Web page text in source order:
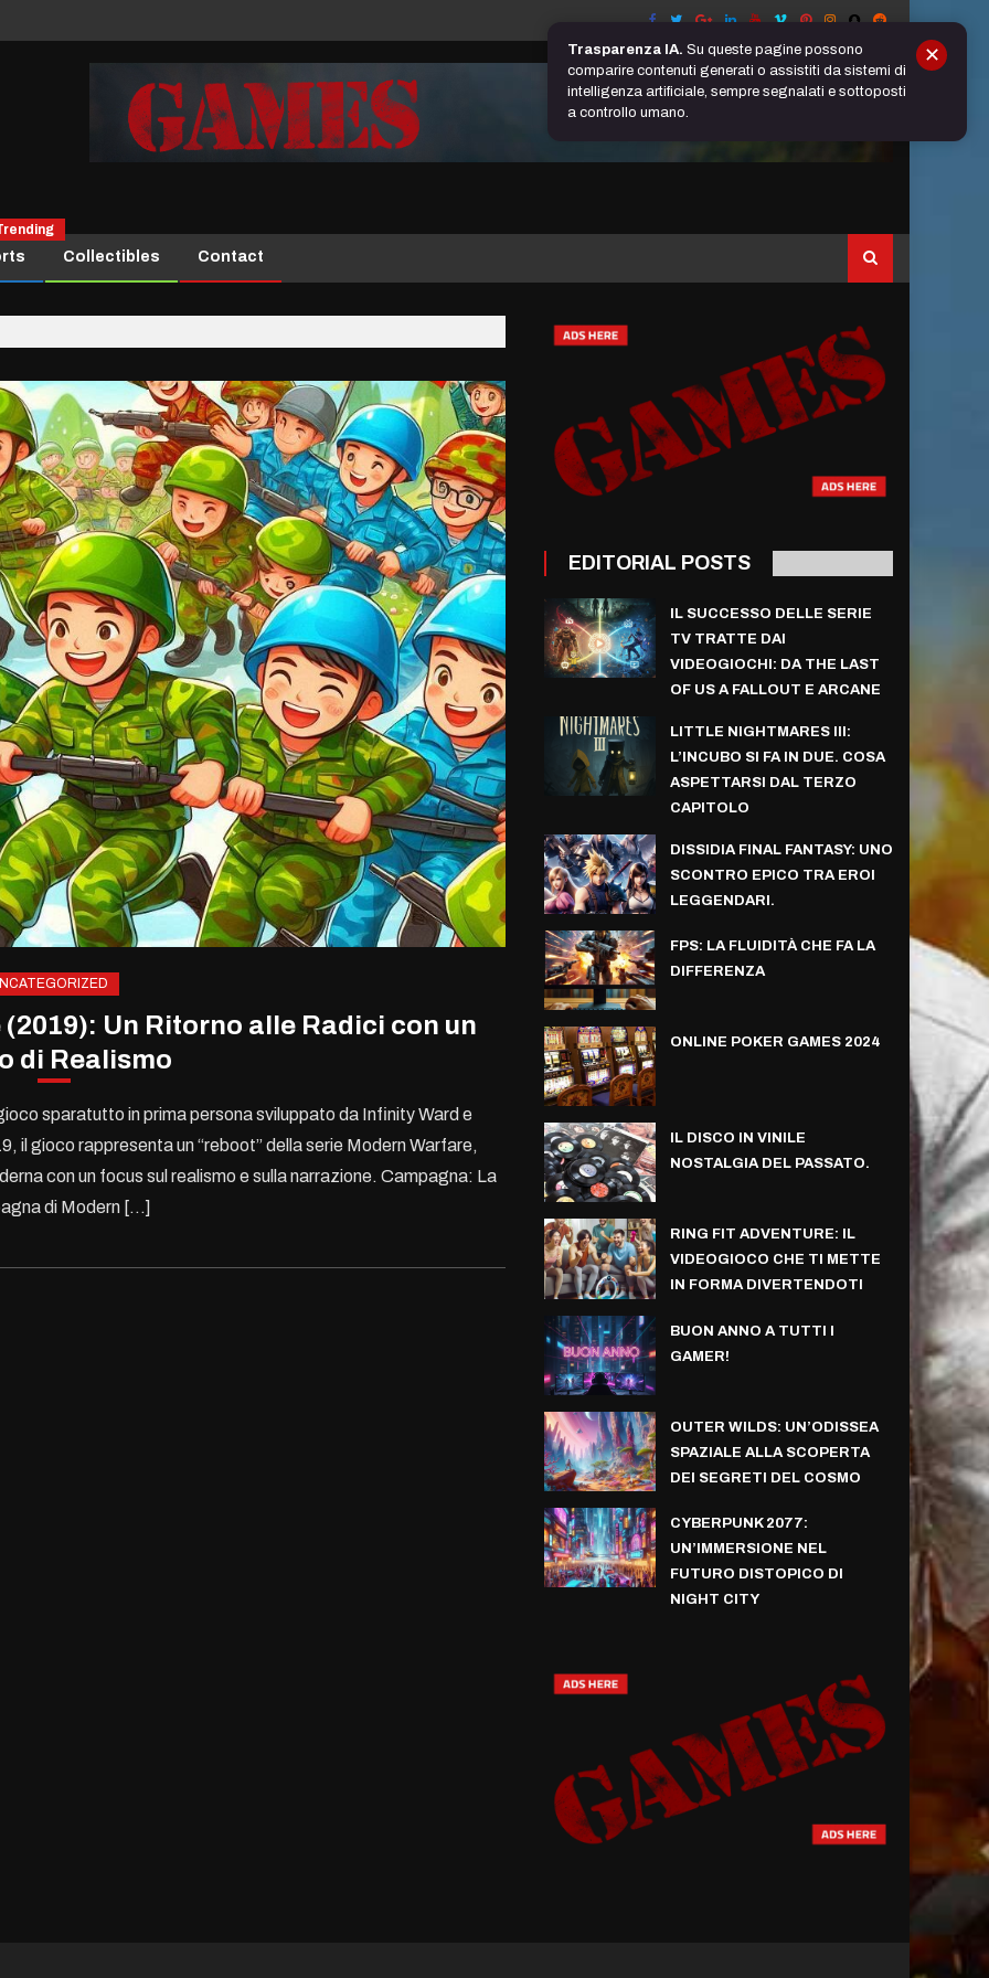
Collectibles Contact
Un Ritorno alle Radici con un
di Realismo
sparatutto in prima persona sviluppato da Infinity Ward e
il gioco rappresenta un “reboot” della serie Modern Warfare,
con un focus sul realismo e sulla narrazione. Campagna: La
di Modern […]
EDITORIAL POSTS
IL SUCCESSO DELLE SERIE
TV TRATTE DAI
VIDEOGIOCHI: DA THE LAST
OF US A FALLOUT E ARCANE
LITTLE NIGHTMARES III:
L’INCUBO SI FA IN DUE. COSA
ASPETTARSI DAL TERZO
CAPITOLO
DISSIDIA FINAL FANTASY: UNO
SCONTRO EPICO TRA EROI
LEGGENDARI.
FPS: LA FLUIDITÀ CHE FA LA
DIFFERENZA
ONLINE POKER GAMES 2024
IL DISCO IN VINILE
NOSTALGIA DEL PASSATO.
RING FIT ADVENTURE: IL
VIDEOGIOCO CHE TI METTE
IN FORMA DIVERTENDOTI
BUON ANNO A TUTTI I
GAMER!
OUTER WILDS: UN’ODISSEA
SPAZIALE ALLA SCOPERTA
DEI SEGRETI DEL COSMO
CYBERPUNK 2077:
UN’IMMERSIONE NEL
FUTURO DISTOPICO DI
NIGHT CITY
Trasparenza IA. Su queste pagine possono
comparire contenuti generati o assistiti da sistemi di
intelligenza artificiale, sempre segnalati e sottoposti
a controllo umano.
✕